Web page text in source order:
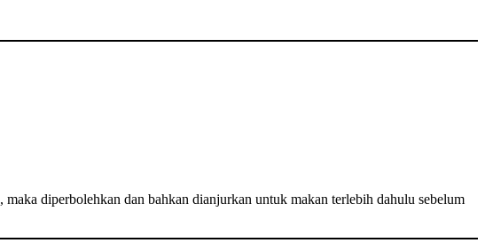
, maka diperbolehkan dan bahkan dianjurkan untuk makan terlebih dahulu sebelum